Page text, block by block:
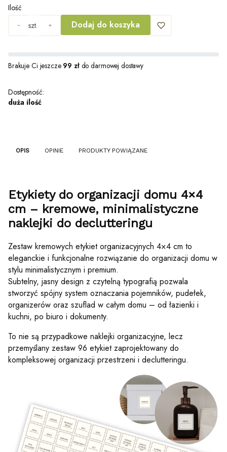
Ilość
szt.
Dodaj do koszyka
Brakuje Ci jeszcze 99 złdo darmowej dostawy
Dostępność:
duża ilość
OPIS OPINIE PRODUKTY POWIĄZANE
Etykiety do organizacji domu 4×4
cm – kremowe, minimalistyczne
naklejki do declutteringu
Zestaw kremowych etykiet organizacyjnych 4×4 cm to
eleganckie i funkcjonalne rozwiązanie do organizacji domu w
stylu minimalistycznym i premium.
Subtelny, jasny design z czytelną typografią pozwala
stworzyć spójny system oznaczania pojemników, pudełek,
organizerów oraz szuflad w całym domu – od łazienki i
kuchni, po biuro i dokumenty.
To nie są przypadkowe naklejki organizacyjne, lecz
przemyślany zestaw 96 etykiet zaprojektowany do
kompleksowej organizacji przestrzeni i declutteringu.